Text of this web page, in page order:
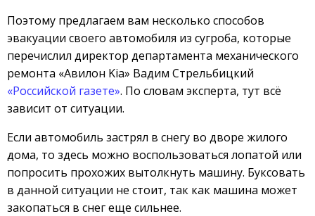
Поэтому предлагаем вам несколько способов
эвакуации своего автомобиля из сугроба, которые
перечислил директор департамента механического
ремонта «Авилон Kia» Вадим Стрельбицкий
«Российской газете». По словам эксперта, тут всё
зависит от ситуации.
Если автомобиль застрял в снегу во дворе жилого
дома, то здесь можно воспользоваться лопатой или
попросить прохожих вытолкнуть машину. Буксовать
в данной ситуации не стоит, так как машина может
закопаться в снег еще сильнее.